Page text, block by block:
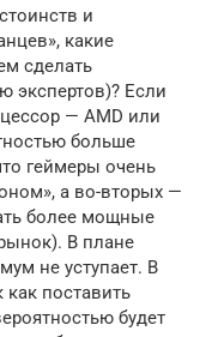
и
какие
сделать
экспертов)? Если
— AMD или
больше
геймеры очень
а во-вторых —
более мощные
В плане
не уступает. В
как поставить
будет